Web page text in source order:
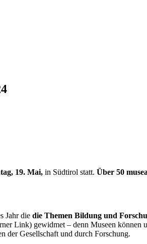
19. Mai, in Südtirol statt. Über 50
Jahr die die Themen Bildung und
Link) gewidmet – denn Museen können
der Gesellschaft und durch Forschung.